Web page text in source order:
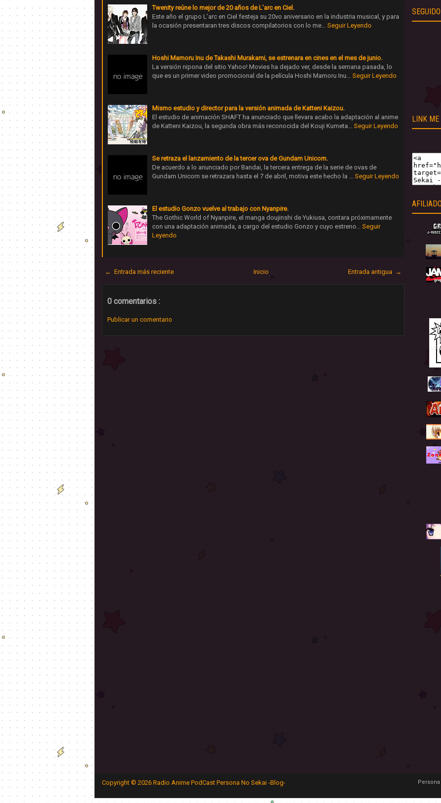
Twenity reúne lo mejor de 20 años de L’arc en Ciel.
Este año el grupo L’arc en Ciel festeja su 20vo aniversario en la industria musical, y para
la ocasión presentaran tres discos compilatorios con lo me… Seguir Leyendo
Hoshi Mamoru Inu de Takashi Murakami, se estrenara en cines en el mes de junio.
La versión nipona del sitio Yahoo! Movies ha dejado ver, desde la semana pasada, lo
que es un primer video promocional de la película Hoshi Mamoru Inu… Seguir Leyendo
Mismo estudio y director para la versión animada de Katteni Kaizou.
El estudio de animación SHAFT ha anunciado que llevara acabo la adaptación al anime
de Katteni Kaizou, la segunda obra más reconocida del Kouji Kumeta… Seguir Leyendo
Se retraza el lanzamiento de la tercer ova de Gundam Unicorn.
De acuerdo a lo anunciado por Bandai, la tercera entrega de la serie de ovas de
Gundam Unicorn se retrazara hasta el 7 de abril, motiva este hecho la … Seguir Leyendo
El estudio Gonzo vuelve al trabajo con Nyanpire.
The Gothic World of Nyanpire, el manga doujinshi de Yukiusa, contara próximamente
con una adaptación animada, a cargo del estudio Gonzo y cuyo estreno… Seguir
Leyendo
← Entrada más reciente Entrada antigua →
Inicio
0 comentarios :
Publicar un comentario
LINK ME
Copyright © 2026 Radio Anime PodCast Persona No Sekai -Blog-